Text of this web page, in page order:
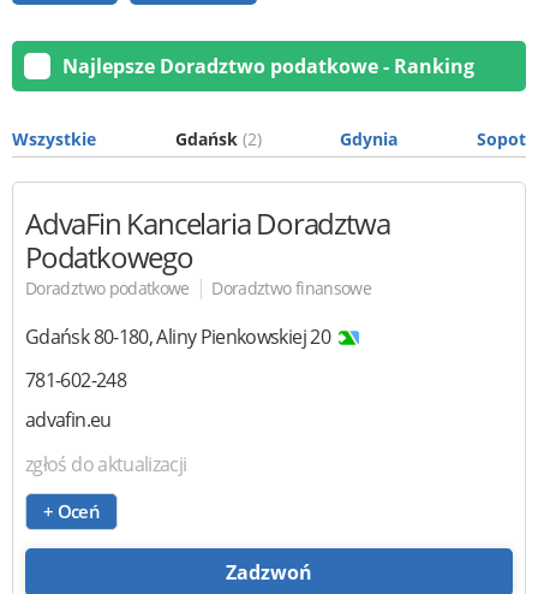
Najlepsze Doradztwo podatkowe - Ranking
Wszystkie Gdańsk (2) Gdynia Sopot
AdvaFin Kancelaria Doradztwa
Podatkowego
Doradztwo podatkowe | Doradztwo finansowe
Gdańsk80-180,Aliny Pienkowskiej 20
781-602-248
advafin.eu
zgłoś do aktualizacji
+ Oceń
Zadzwoń